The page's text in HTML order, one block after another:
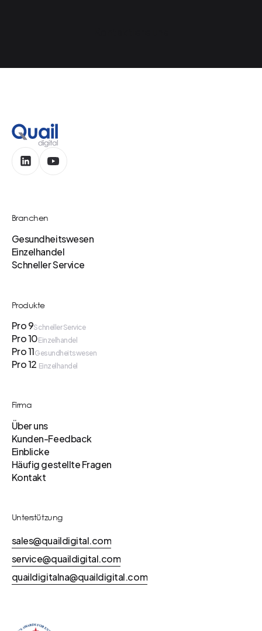
Branchen
Gesundheitswesen
Einzelhandel
Schneller Service
Produkte
Pro 9Schneller Service
Pro 10Einzelhandel
Pro 11Gesundheitswesen
Pro 12 Einzelhandel
Firma
Über uns
Kunden-Feedback
Einblicke
Häufig gestellte Fragen
Kontakt
Unterstützung
sales@quaildigital.com
service@quaildigital.com
quaildigitalna@quaildigital.com